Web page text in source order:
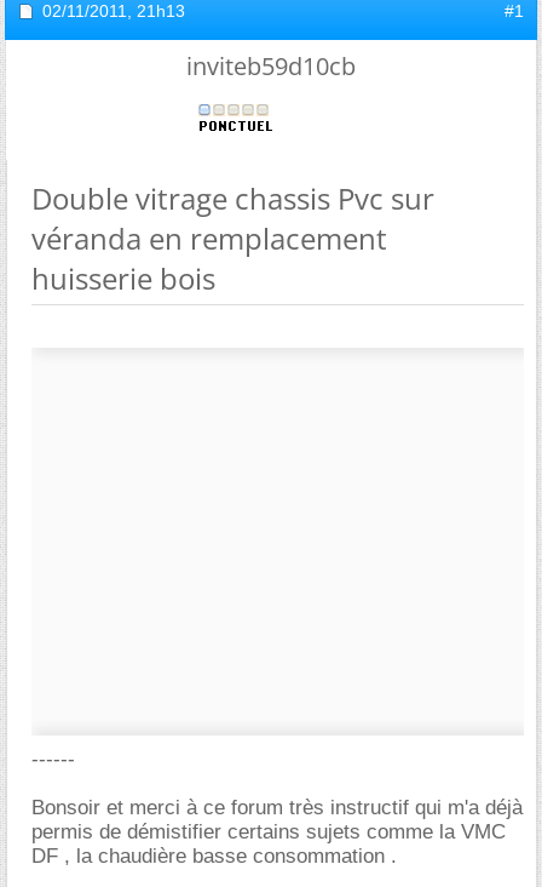
02/11/2011, 21h13 #1
inviteb59d10cb
Double vitrage chassis Pvc sur
véranda en remplacement
huisserie bois
------
Bonsoir et merci à ce forum très instructif qui m'a déjà
permis de démistifier certains sujets comme la VMC
DF , la chaudière basse consommation .